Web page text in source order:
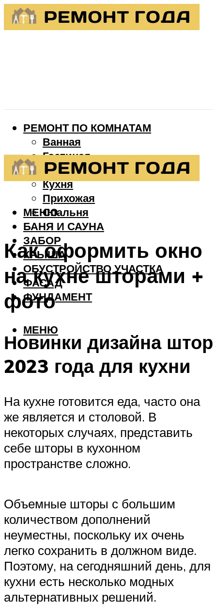
РЕМОНТ ПО КОМНАТАМ
Ванная
Гостиная
Детская
Кухня
Прихожая
Спальня
БАНЯ И САУНА
ЗАБОР
КРЫША
ОБУСТРОЙСТВО УЧАСТКА
ФАСАД
ФУНДАМЕНТ
МЕНЮ
МЕНЮ
Как оформить окно
на кухне шторами +
фото
Новинки дизайна штор
2023 года для кухни
На кухне готовится еда, часто она
же является и столовой. В
некоторых случаях, представить
себе шторы в кухонном
пространстве сложно.
Объемные шторы с большим
количеством дополнений
неуместны, поскольку их очень
легко сохранить в должном виде.
Поэтому, на сегодняшний день, для
кухни есть несколько модных
альтернативных решений.